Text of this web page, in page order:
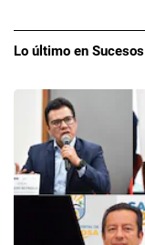
Lo último en Sucesos